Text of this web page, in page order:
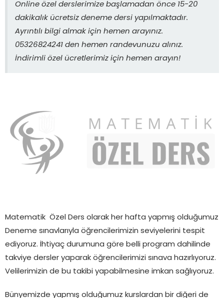
Online özel derslerimize başlamadan önce 15-20
dakikalık ücretsiz deneme dersi yapılmaktadır.
Ayrıntılı bilgi almak için hemen arayınız.
05326824241 den hemen randevunuzu alınız.
İndirimli özel ücretlerimiz için hemen arayın!
Matematik Özel Ders olarak her hafta yapmış olduğumuz
Deneme sınavlarıyla öğrencilerimizin seviyelerini tespit
ediyoruz. İhtiyaç durumuna göre belli program dahilinde
takviye dersler yaparak öğrencilerimizi sınava hazırlıyoruz.
Velilerimizin de bu takibi yapabilmesine imkan sağlıyoruz.
Bünyemizde yapmış olduğumuz kurslardan bir diğeri de